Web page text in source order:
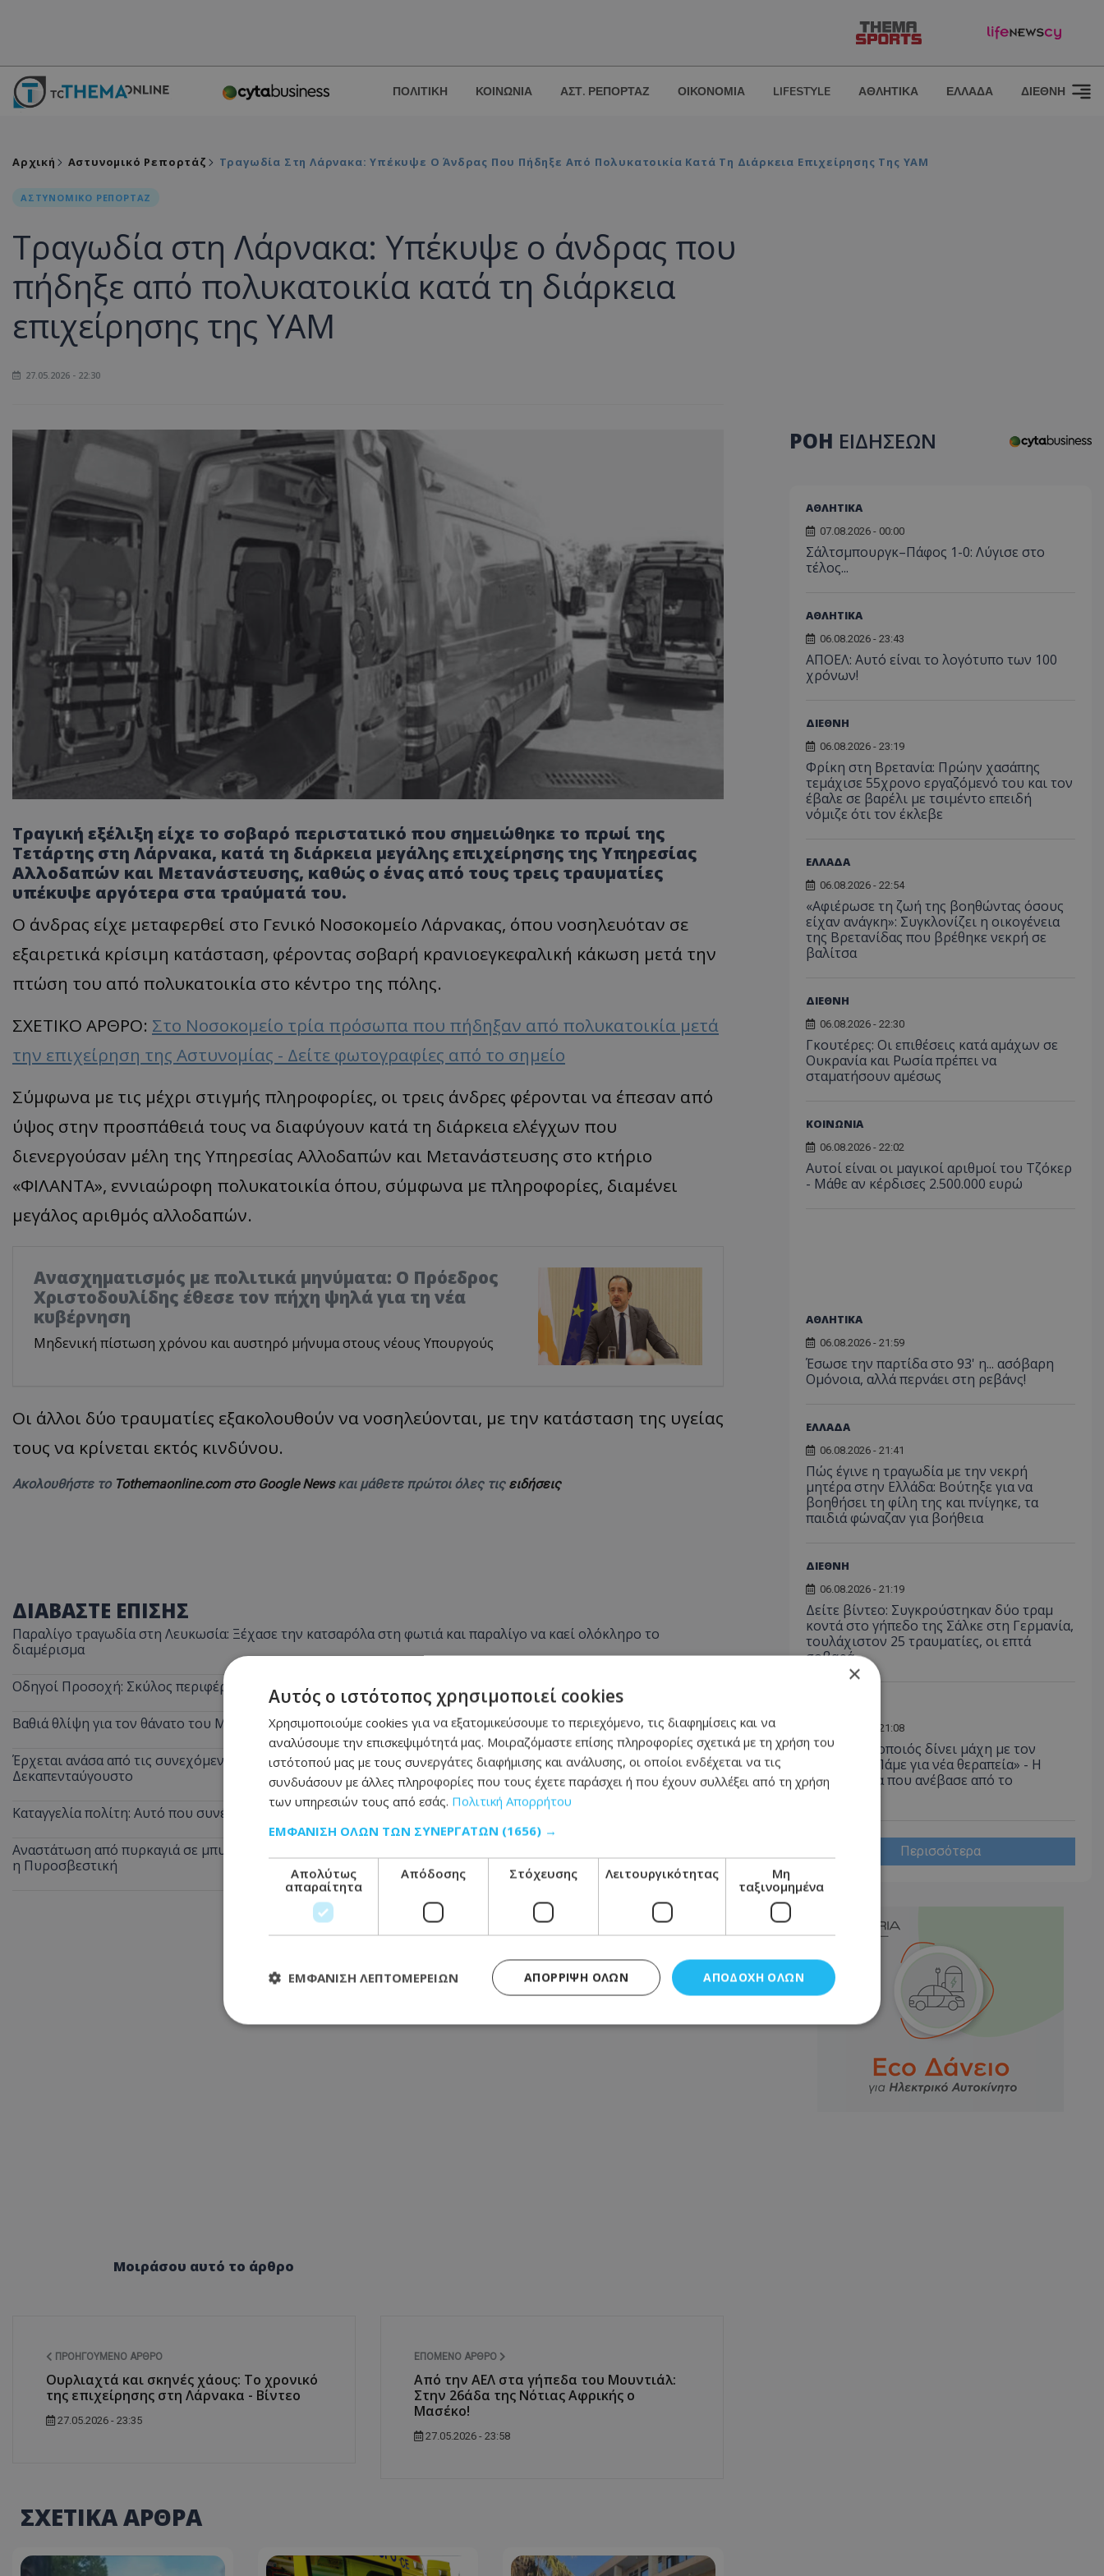
ΠΟΛΙΤΙΚΗ ΚΟΙΝΩΝΙΑ ΑΣΤ. ΡΕΠΟΡΤΑΖ ΟΙΚΟΝΟΜΙΑ LIFESTYLE ΑΘΛΗΤΙΚΑ ΕΛΛΑΔΑ ΔΙΕΘΝΗ
Αρχική Αστυνομικό Ρεπορτάζ Τραγωδία Στη Λάρνακα: Υπέκυψε Ο Άνδρας Που Πήδηξε Από Πολυκατοικία Κατά Τη Διάρκεια Επιχείρησης Της ΥΑΜ
ΑΣΤΥΝΟΜΙΚΟ ΡΕΠΟΡΤΑΖ
Τραγωδία στη Λάρνακα: Υπέκυψε ο άνδρας που
πήδηξε από πολυκατοικία κατά τη διάρκεια
επιχείρησης της ΥΑΜ
27.05.2026 - 22:30
Τραγική εξέλιξη είχε το σοβαρό περιστατικό που σημειώθηκε το πρωί της
Τετάρτης στη Λάρνακα, κατά τη διάρκεια μεγάλης επιχείρησης της Υπηρεσίας
Αλλοδαπών και Μετανάστευσης, καθώς ο ένας από τους τρεις τραυματίες
υπέκυψε αργότερα στα τραύματά του.
Ο άνδρας είχε μεταφερθεί στο Γενικό Νοσοκομείο Λάρνακας, όπου νοσηλευόταν σε
εξαιρετικά κρίσιμη κατάσταση, φέροντας σοβαρή κρανιοεγκεφαλική κάκωση μετά την
πτώση του από πολυκατοικία στο κέντρο της πόλης.
ΣΧΕΤΙΚΟ ΑΡΘΡΟ: Στο Νοσοκομείο τρία πρόσωπα που πήδηξαν από πολυκατοικία μετά
την επιχείρηση της Αστυνομίας - Δείτε φωτογραφίες από το σημείο
Σύμφωνα με τις μέχρι στιγμής πληροφορίες, οι τρεις άνδρες φέρονται να έπεσαν από
ύψος στην προσπάθειά τους να διαφύγουν κατά τη διάρκεια ελέγχων που
διενεργούσαν μέλη της Υπηρεσίας Αλλοδαπών και Μετανάστευσης στο κτήριο
«ΦΙΛΑΝΤΑ», εννιαώροφη πολυκατοικία όπου, σύμφωνα με πληροφορίες, διαμένει
μεγάλος αριθμός αλλοδαπών.
Ανασχηματισμός με πολιτικά μηνύματα: Ο Πρόεδρος
Χριστοδουλίδης έθεσε τον πήχη ψηλά για τη νέα
κυβέρνηση
Μηδενική πίστωση χρόνου και αυστηρό μήνυμα στους νέους Υπουργούς
Οι άλλοι δύο τραυματίες εξακολουθούν να νοσηλεύονται, με την κατάσταση της υγείας
τους να κρίνεται εκτός κινδύνου.
Ακολουθήστε το Tothemaonline.com στο Google Newsκαι μάθετε πρώτοι όλες τις ειδήσεις
ΔΙΑΒΑΣΤΕ ΕΠΙΣΗΣ
Παραλίγο τραγωδία στη Λευκωσία: Ξέχασε την κατσαρόλα στη φωτιά και παραλίγο να καεί ολόκληρο το
διαμέρισμα
Οδηγοί Προσοχή: Σκύλος περιφέρεται στον αυτοκινητόδρομο - Δείτε σε ποιο σημείο
Βαθιά θλίψη για τον θάνατο του Μάριου Γιασσουμή: Η παράκληση της οικογένειας - Φωτογραφία
Έρχεται ανάσα από τις συνεχόμενες κίτρινες προειδοποιήσεις: Τι δείχνουν οι προβλέψεις για τον
Δεκαπενταύγουστο
Καταγγελία πολίτη: Αυτό που συνέβη στις θέσεις ΑμεΑ στη Λάρνακα προκαλεί οργή - Φωτογραφία
Αναστάτωση από πυρκαγιά σε μπυραρία στην Αγία Νάπα τα ξημερώματα - Την έσβησαν οι ιδιοκτήτες πριν φτάσει
η Πυροσβεστική
Μοιράσου αυτό το άρθρο
ΠΡΟΗΓΟΎΜΕΝΟ ΆΡΘΡΟ
Ουρλιαχτά και σκηνές χάους: Το χρονικό
της επιχείρησης στη Λάρνακα - Βίντεο
27.05.2026 - 23:35
ΕΠΌΜΕΝΟ ΆΡΘΡΟ
Από την ΑΕΛ στα γήπεδα του Μουντιάλ:
Στην 26άδα της Νότιας Αφρικής ο
Μασέκο!
27.05.2026 - 23:58
ΣΧΕΤΙΚΑ ΑΡΘΡΑ
ΡΟΗ ΕΙΔΗΣΕΩΝ
ΑΘΛΗΤΙΚΑ
07.08.2026 - 00:00
Σάλτσμπουργκ–Πάφος 1-0: Λύγισε στο
τέλος...
ΑΘΛΗΤΙΚΑ
06.08.2026 - 23:43
ΑΠΟΕΛ: Αυτό είναι το λογότυπο των 100
χρόνων!
ΔΙΕΘΝΗ
06.08.2026 - 23:19
Φρίκη στη Βρετανία: Πρώην χασάπης
τεμάχισε 55χρονο εργαζόμενό του και τον
έβαλε σε βαρέλι με τσιμέντο επειδή
νόμιζε ότι τον έκλεβε
ΕΛΛΑΔΑ
06.08.2026 - 22:54
«Αφιέρωσε τη ζωή της βοηθώντας όσους
είχαν ανάγκη»: Συγκλονίζει η οικογένεια
της Βρετανίδας που βρέθηκε νεκρή σε
βαλίτσα
ΔΙΕΘΝΗ
06.08.2026 - 22:30
Γκουτέρες: Οι επιθέσεις κατά αμάχων σε
Ουκρανία και Ρωσία πρέπει να
σταματήσουν αμέσως
ΚΟΙΝΩΝΙΑ
06.08.2026 - 22:02
Αυτοί είναι οι μαγικοί αριθμοί του Τζόκερ
- Μάθε αν κέρδισες 2.500.000 ευρώ
ΑΘΛΗΤΙΚΑ
06.08.2026 - 21:59
Έσωσε την παρτίδα στο 93' η... ασόβαρη
Ομόνοια, αλλά περνάει στη ρεβάνς!
ΕΛΛΑΔΑ
06.08.2026 - 21:41
Πώς έγινε η τραγωδία με την νεκρή
μητέρα στην Ελλάδα: Βούτηξε για να
βοηθήσει τη φίλη της και πνίγηκε, τα
παιδιά φώναζαν για βοήθεια
ΔΙΕΘΝΗ
06.08.2026 - 21:19
Δείτε βίντεο: Συγκρούστηκαν δύο τραμ
κοντά στο γήπεδο της Σάλκε στη Γερμανία,
τουλάχιστον 25 τραυματίες, οι επτά
σοβαρά
06.08.2026 - 21:08
Έλληνας ηθοποιός δίνει μάχη με τον
καρκίνο - «Πάμε για νέα θεραπεία» - Η
φωτογραφία που ανέβασε από το
νοσοκομείο
Περισσότερα
×
Αυτός ο ιστότοπος χρησιμοποιεί cookies
Χρησιμοποιούμε cookies για να εξατομικεύσουμε το περιεχόμενο, τις διαφημίσεις και να
αναλύσουμε την επισκεψιμότητά μας. Μοιραζόμαστε επίσης πληροφορίες σχετικά με τη χρήση του
ιστότοπού μας με τους συνεργάτες διαφήμισης και ανάλυσης, οι οποίοι ενδέχεται να τις
συνδυάσουν με άλλες πληροφορίες που τους έχετε παράσχει ή που έχουν συλλέξει από τη χρήση
των υπηρεσιών τους από εσάς. Πολιτική Απορρήτου
ΕΜΦΆΝΙΣΗ ΌΛΩΝ ΤΩΝ ΣΥΝΕΡΓΑΤΏΝ (1656) →
Απολύτως
απαραίτητα
Απόδοσης Στόχευσης Λειτουργικότητας
Μη
ταξινομημένα
ΑΠΟΔΟΧΉ ΌΛΩΝ
ΑΠΌΡΡΙΨΗ ΌΛΩΝ
ΕΜΦΆΝΙΣΗ ΛΕΠΤΟΜΕΡΕΙΏΝ
αλληλεπίδρασή τους με την
__cf_bm
Cloudflare Inc.
29 λεπτά 59
Αυτό το cookie χρησιμοποιείται